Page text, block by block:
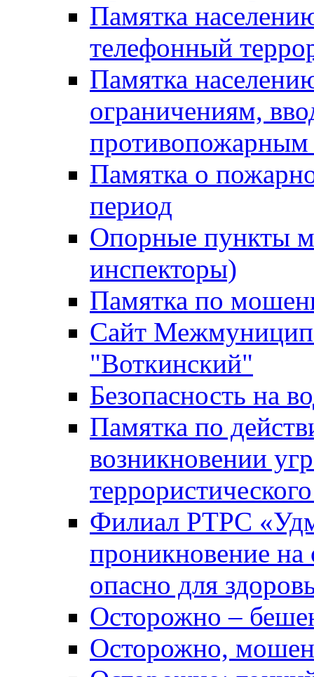
Памятка
телефонный
Памятка
ограничениям,
Памятка о
период
Опорные пункты
инспекторы)
Памятка по
Сайт
"Воткинский"
Безопасность на
Памятка по
возникновении
Филиал РТРС
проникновение на
опасно для
Осторожно –
Осторожно,